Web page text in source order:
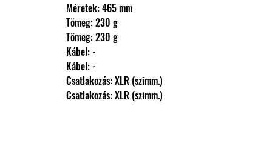
                Méretek: 465 mm
                Tömeg: 230 g
                Tömeg: 230 g
                Kábel: -
                Kábel: -
                Csatlakozás: XLR (szimm.)
                Csatlakozás: XLR (szimm.)